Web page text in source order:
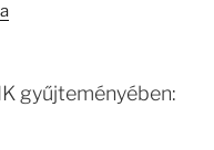
gyűjteményében: